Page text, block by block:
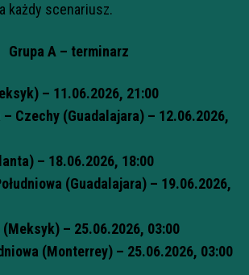
każdy scenariusz.
Grupa A – terminarz
– 11.06.2026, 21:00
– Czechy (Guadalajara) – 12.06.2026,
– 18.06.2026, 18:00
(Guadalajara) – 19.06.2026,
– 25.06.2026, 03:00
(Monterrey) – 25.06.2026, 03:00